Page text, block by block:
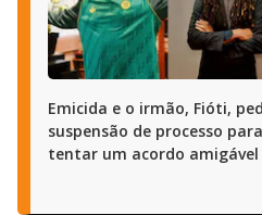
Emicida e o irmão, Fióti,
suspensão de processo para
tentar um acordo amigável